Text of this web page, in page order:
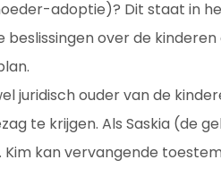
adoptie)? Dit staat in
over de
juridisch ouder van de
te krijgen. Als Saskia (de
kan vervangende